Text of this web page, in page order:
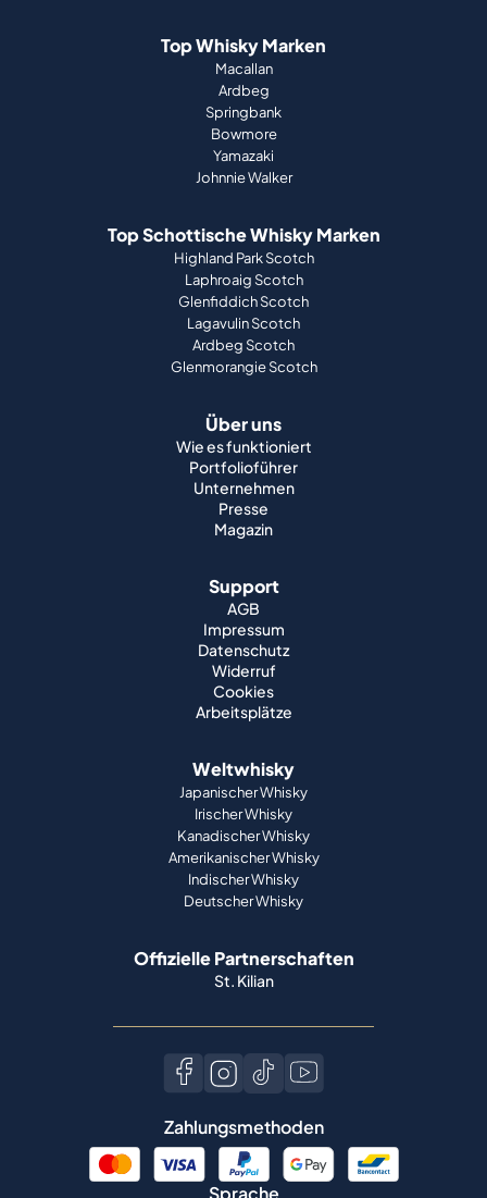
Top Whisky Marken
Macallan
Ardbeg
Springbank
Bowmore
Yamazaki
Johnnie Walker
Top Schottische Whisky Marken
Highland Park Scotch
Laphroaig Scotch
Glenfiddich Scotch
Lagavulin Scotch
Ardbeg Scotch
Glenmorangie Scotch
Über uns
Wie es funktioniert
Portfolioführer
Unternehmen
Presse
Magazin
Support
AGB
Impressum
Datenschutz
Widerruf
Cookies
Arbeitsplätze
Weltwhisky
Japanischer Whisky
Irischer Whisky
Kanadischer Whisky
Amerikanischer Whisky
Indischer Whisky
Deutscher Whisky
Offizielle Partnerschaften
St. Kilian
Zahlungsmethoden
Sprache